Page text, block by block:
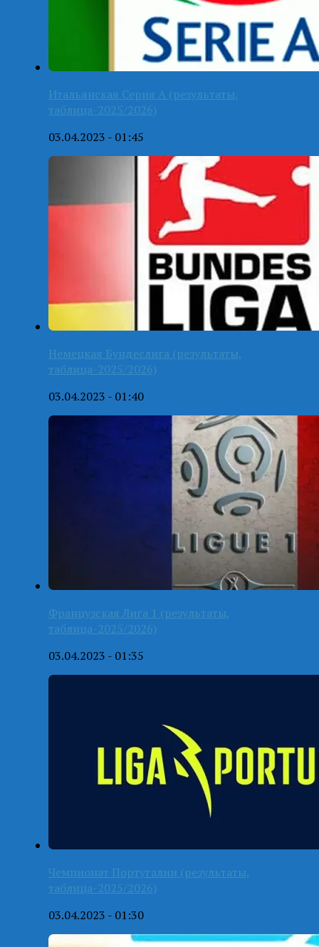
Итальянская Серия А (результаты,
таблица-2025/2026)
03.04.2023 - 01:45
Немецкая Бундеслига (результаты,
таблица-2025/2026)
03.04.2023 - 01:40
Французская Лига 1 (результаты,
таблица-2025/2026)
03.04.2023 - 01:35
Чемпионат Португалии (результаты,
таблица-2025/2026)
03.04.2023 - 01:30